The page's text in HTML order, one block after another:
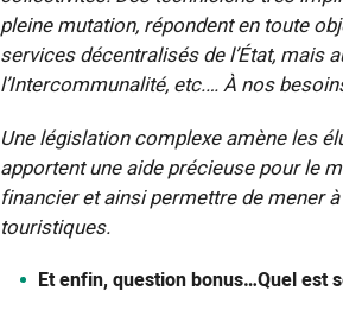
pleine mutation, répondent en toute
services décentralisés de l’État, mais
l’Intercommunalité, etc.… À nos
Une législation complexe amène les
apportent une aide précieuse pour le
financier et ainsi permettre de mener
touristiques.
Et enfin, question bonus…Quel est